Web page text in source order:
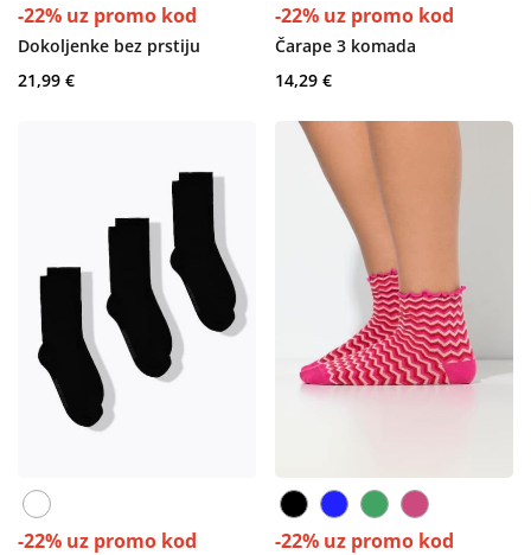
-22% uz promo kod
Dokoljenke bez prstiju
21,99 €
-22% uz promo kod
Čarape 3 komada
14,29 €
-22% uz promo kod -22% uz promo kod